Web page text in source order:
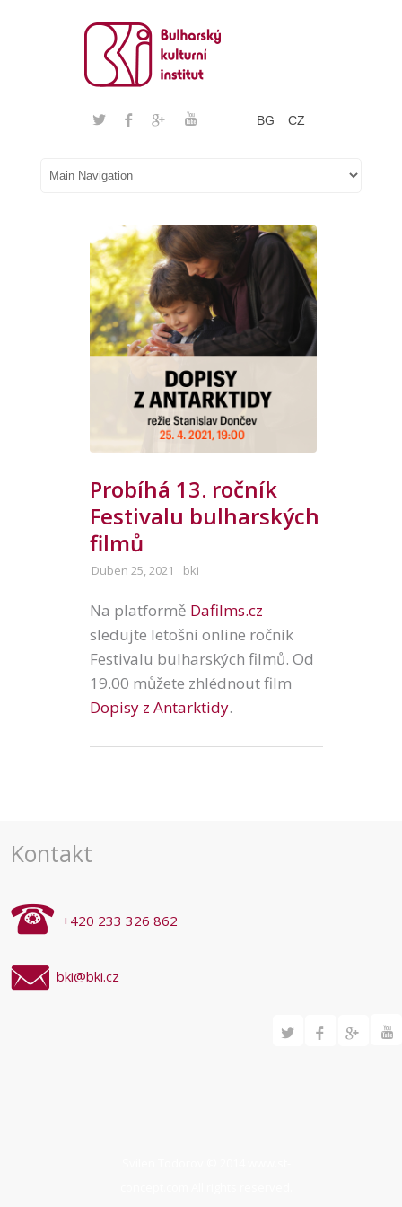
BG CZ
Probíhá 13. ročník
Festivalu bulharských
filmů
Duben 25, 2021 bki
Na platformě Dafilms.cz
sledujte letošní online ročník
Festivalu bulharských filmů. Od
19.00 můžete zhlédnout film
Dopisy z Antarktidy.
Kontakt
+420 233 326 862
bki@bki.cz